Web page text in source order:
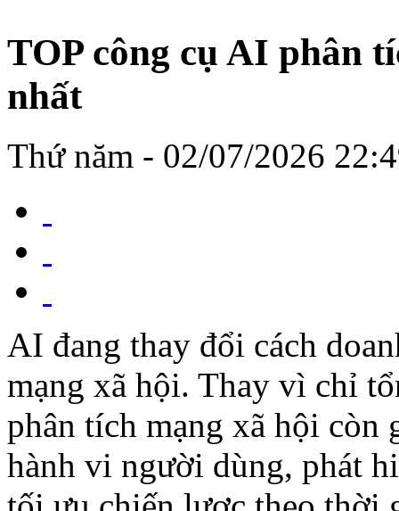
TOP công cụ AI phân
nhất
Thứ năm - 02/07/2026
AI đang thay đổi cách
mạng xã hội. Thay vì chỉ
phân tích mạng xã hội còn
hành vi người dùng, phát